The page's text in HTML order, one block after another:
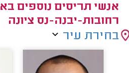
אנשי תריסים נוספים
רחובות-יבנה-נס ציונה
בחירת עיר